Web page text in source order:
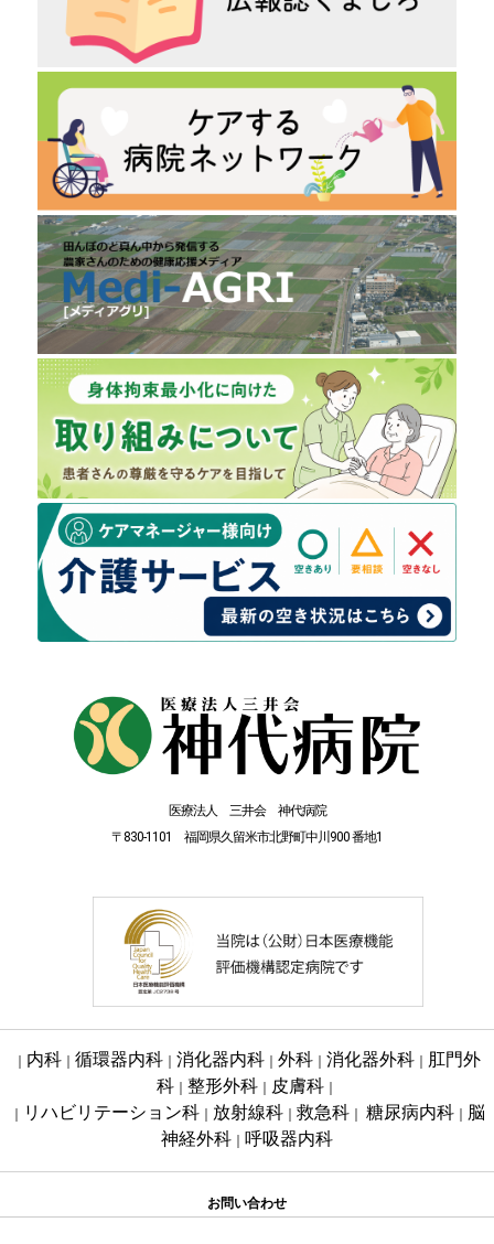
医療法人 三井会 神代病院
〒830-1101 福岡県久留米市北野町中川900 番地1
内科 循環器内科 消化器内科 外科 消化器外科
肛門外
科
整形外科 皮膚科
リハビリテーション科｜ 放射線科｜ 救急科｜ 糖尿病内科｜
脳
神経外科
呼吸器内科
お問い合わせ